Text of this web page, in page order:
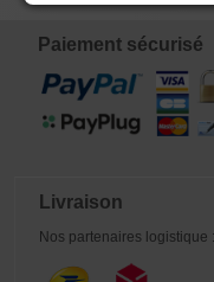
Paiement sécurisé
Livraison
Nos partenaires logistique :